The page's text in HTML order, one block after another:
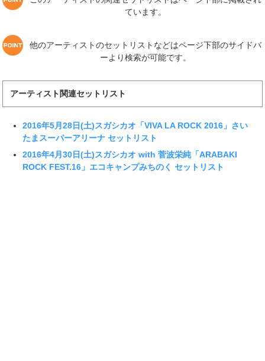
ています。
他のアーティストのセットリストなどはページ下部のサイドバ
ーより検索が可能です。
アーティスト関連セットリスト
2016年5月28日(土)スガシカオ「VIVA LA ROCK 2016」さい
たまスーパーアリーナ セットリスト
2016年4月30日(土)スガシカオ with 菅波栄純「ARABAKI
ROCK FEST.16」エコキャンプみちのく セットリスト